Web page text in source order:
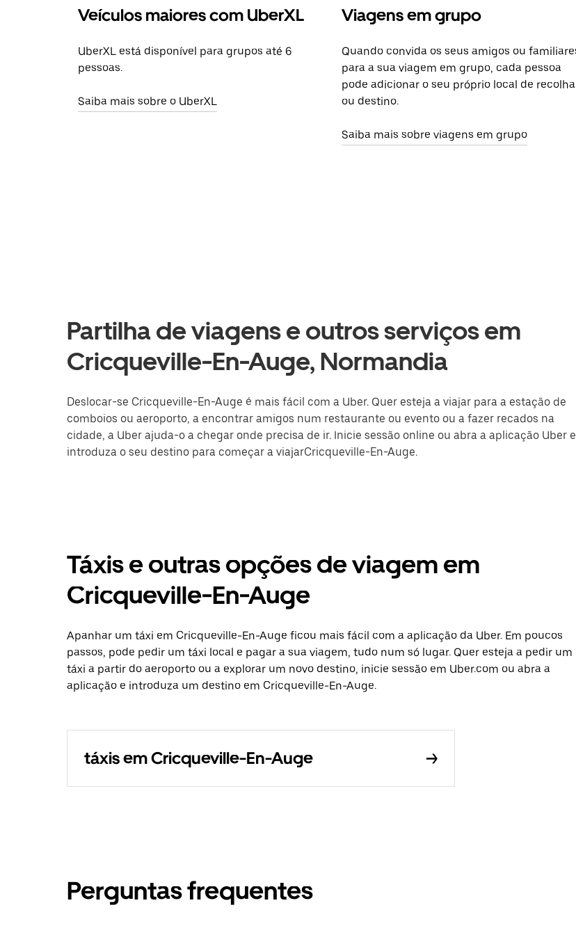
Veículos maiores com UberXL
UberXL está disponível para grupos até 6
pessoas.
Saiba mais sobre o UberXL
Viagens em grupo
Quando convida os seus amigos ou
para a sua viagem em grupo, cada pessoa
pode adicionar o seu próprio local de recolha
ou destino.
Saiba mais sobre viagens em grupo
Partilha de viagens e outros serviços em
Cricqueville-En-Auge, Normandia
Deslocar-se Cricqueville-En-Auge é mais fácil com a Uber. Quer esteja a viajar para a estação de
comboios ou aeroporto, a encontrar amigos num restaurante ou evento ou a fazer recados na
cidade, a Uber ajuda-o a chegar onde precisa de ir. Inicie sessão online ou abra a aplicação Uber e
introduza o seu destino para começar a viajarCricqueville-En-Auge.
Táxis e outras opções de viagem em
Cricqueville-En-Auge
Apanhar um táxi em Cricqueville-En-Auge ficou mais fácil com a aplicação da Uber. Em poucos
passos, pode pedir um táxi local e pagar a sua viagem, tudo num só lugar. Quer esteja a pedir um
táxi a partir do aeroporto ou a explorar um novo destino, inicie sessão em Uber.com ou abra a
aplicação e introduza um destino em Cricqueville-En-Auge.
táxis em Cricqueville-En-Auge
Perguntas frequentes